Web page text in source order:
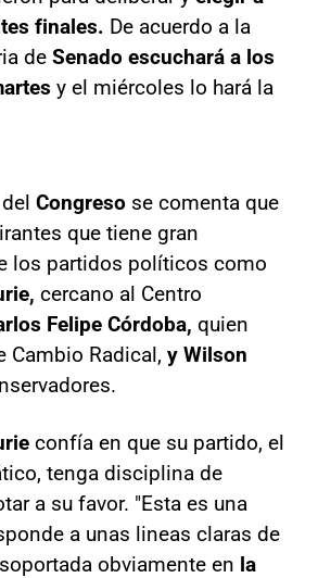
finales. De acuerdo a la
de Senado escuchará a los
y el miércoles lo hará la
Congreso se comenta que
que tiene gran
los partidos políticos como
cercano al Centro
Felipe Córdoba, quien
Cambio Radical, y Wilson
confía en que su partido, el
tenga disciplina de
a su favor. "Esta es una
a unas lineas claras de
obviamente en la